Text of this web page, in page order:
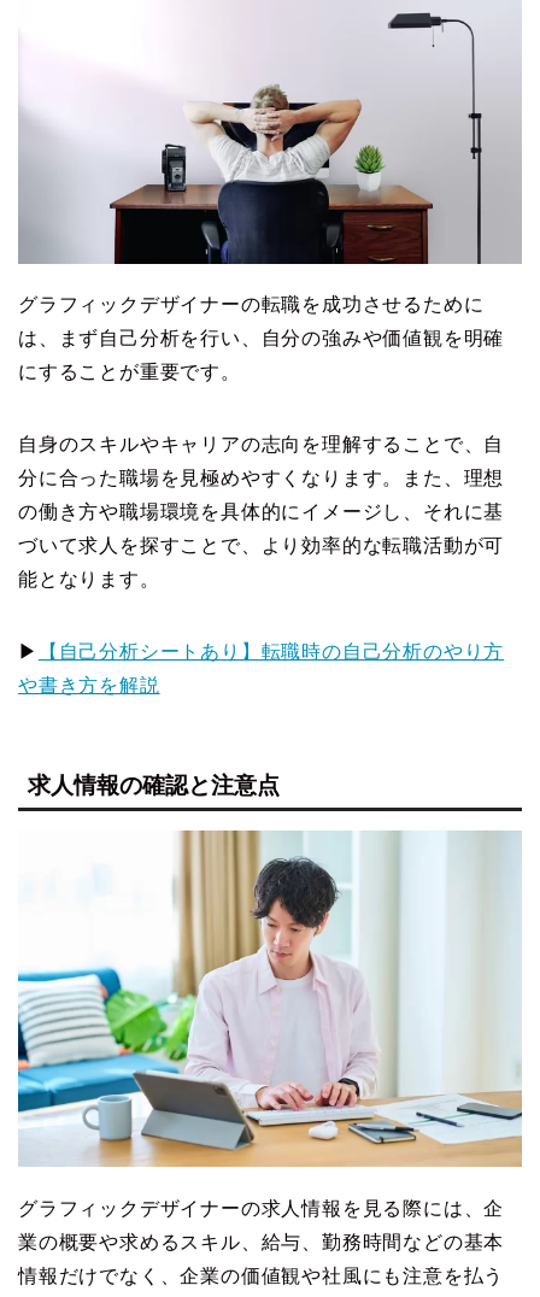
グラフィックデザイナーの転職を成功させるために
は、まず自己分析を行い、自分の強みや価値観を明確
にすることが重要です。
自身のスキルやキャリアの志向を理解することで、自
分に合った職場を見極めやすくなります。また、理想
の働き方や職場環境を具体的にイメージし、それに基
づいて求人を探すことで、より効率的な転職活動が可
能となります。
▶
【自己分析シートあり】転職時の自己分析のやり方
や書き方を解説
求人情報の確認と注意点
グラフィックデザイナーの求人情報を見る際には、企
業の概要や求めるスキル、給与、勤務時間などの基本
情報だけでなく、企業の価値観や社風にも注意を払う